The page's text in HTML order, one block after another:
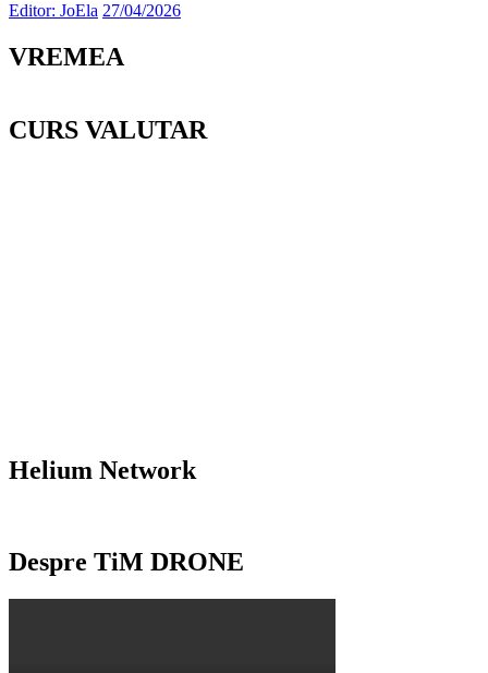
Editor: JoEla 27/04/2026
VREMEA
CURS VALUTAR
Helium Network
Despre TiM DRONE